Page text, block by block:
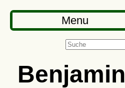
Menu
Benjamin